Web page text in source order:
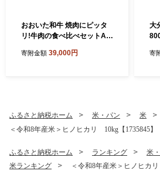
おおいた和牛 焼肉にピッタ
リ!牛肉の食べ比べセットA
0g)3～4人前_お肉 黒毛和牛
寄附金額 39,000円
大
寄
ふるさと納税ホーム 米・パン
米
＜令和8年産米＞ヒノヒカリ 10kg【1735845】
ふるさと納税ホーム ランキング
米
米ランキング
＜令和8年産米＞ヒノヒカ